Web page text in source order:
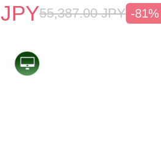
JPY55,387.00 JPY -81%